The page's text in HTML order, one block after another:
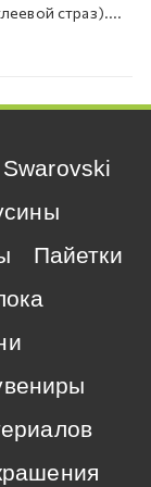
страз)....
Swarovski
Пайетки